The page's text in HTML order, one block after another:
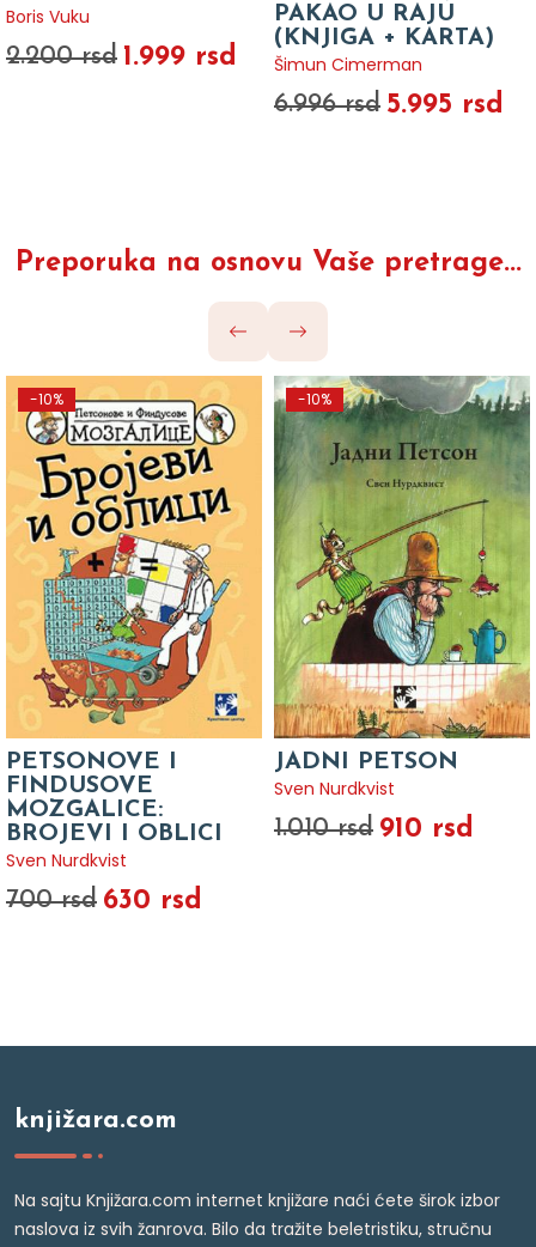
Boris Vuku
2.200 rsd 1.999 rsd
PAKAO U RAJU
(KNJIGA + KARTA)
Šimun Cimerman
6.996 rsd 5.995 rsd
Preporuka na osnovu Vaše pretrage...
-10%
PETSONOVE I
FINDUSOVE
MOZGALICE:
BROJEVI I OBLICI
Sven Nurdkvist
700 rsd 630 rsd
-10%
JADNI PETSON
Sven Nurdkvist
1.010 rsd 910 rsd
knjižara.com
Na sajtu Knjižara.com internet knjižare naći ćete širok izbor
naslova iz svih žanrova. Bilo da tražite beletristiku, stručnu